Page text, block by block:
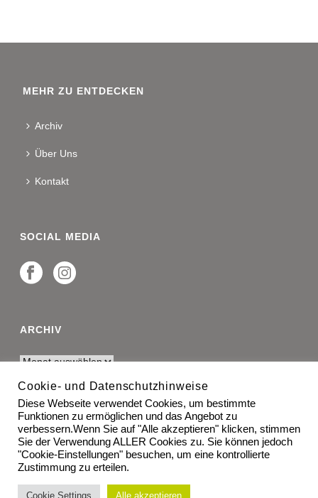
MEHR ZU ENTDECKEN
Archiv
Über Uns
Kontakt
SOCIAL MEDIA
ARCHIV
RECHTLICHES
Impressum
Datenschutz
Cookie- und Datenschutzhinweise
Diese Webseite verwendet Cookies, um bestimmte
Funktionen zu ermöglichen und das Angebot zu
verbessern.Wenn Sie auf "Alle akzeptieren" klicken, stimmen
Sie der Verwendung ALLER Cookies zu. Sie können jedoch
"Cookie-Einstellungen" besuchen, um eine kontrollierte
Zustimmung zu erteilen.
Cookie Settings Alle akzeptieren